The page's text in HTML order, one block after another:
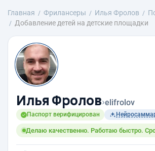
Главная Фрилансеры Илья Фролов
Добавление детей на детские площадки
Илья Фролов›elifrolov
Паспорт верифицирован
Делаю качественно. Работаю быстро.